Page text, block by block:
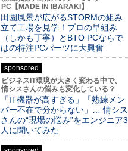
PC【MADE IN IBARAKI】
田園風景が広がるSTORMの組み
立て工場を見学！プロの早組み
（しかも丁寧）とBTO PCならで
はの特注PCパーツに大興奮
sponsored
ビジネスIT環境が大きく変わる中で、
情シスさんの悩みも変化している？
「IT機器が高すぎる」「熟練メン
バー不在で分からない」… 情シス
さんの“現場の悩み”をエンジニア3
人に聞いてみた